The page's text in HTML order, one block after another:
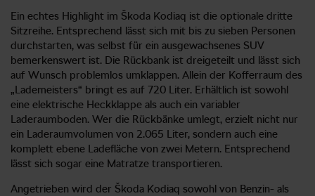
Ein echtes Highlight im Škoda Kodiaq ist die optionale dritte
Sitzreihe. Entsprechend lässt sich mit bis zu sieben Personen
durchstarten, was selbst für ein ausgewachsenes SUV
bemerkenswert ist. Die Rückbank ist dreigeteilt und lässt sich
auf Wunsch problemlos umklappen. Allein der Kofferraum des
„Lademeisters“ bringt es auf 720 Liter. Erhältlich ist sowohl
eine elektrische Heckklappe als auch ein variabler
Laderaumboden. Wer die Rückbänke umlegt, erzielt nicht nur
ein Laderaumvolumen von 2.065 Liter, sondern auch eine
komplett ebene Ladefläche von zwei Metern. Entsprechend
lässt sich sogar eine Matratze transportieren.
Angetrieben wird der Škoda Kodiaq sowohl von Benzin- als